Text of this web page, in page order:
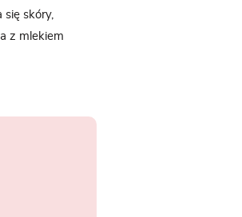
skóry,
z mlekiem